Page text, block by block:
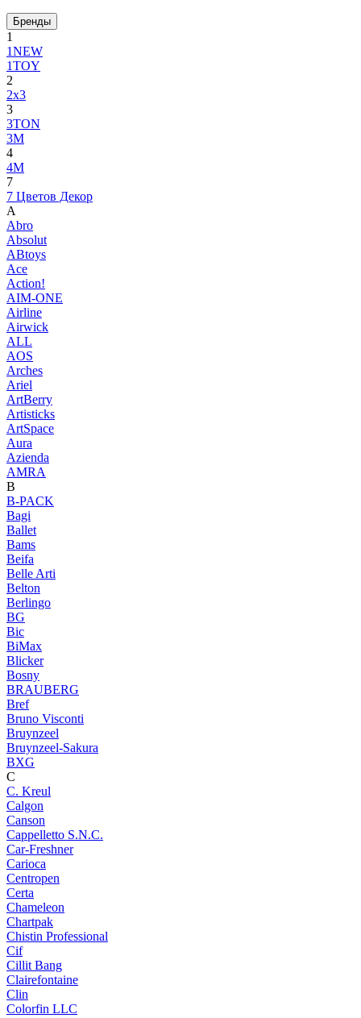
Бренды
1
1NEW
1TOY
2
2x3
3
3TON
3М
4
4M
7
7 Цветов Декор
A
Abro
Absolut
ABtoys
Ace
Action!
AIM-ONE
Airline
Airwick
ALL
AOS
Arches
Ariel
ArtBerry
Artisticks
ArtSpace
Aura
Azienda
AМRA
B
B-PACK
Bagi
Ballet
Bams
Beifa
Belle Arti
Belton
Berlingo
BG
Bic
BiMax
Blicker
Bosny
BRAUBERG
Bref
Bruno Visconti
Bruynzeel
Bruynzeel-Sakura
BXG
C
C. Kreul
Calgon
Canson
Cappelletto S.N.C.
Car-Freshner
Carioca
Centropen
Certa
Chameleon
Chartpak
Chistin Professional
Cif
Cillit Bang
Clairefontaine
Clin
Colorfin LLC